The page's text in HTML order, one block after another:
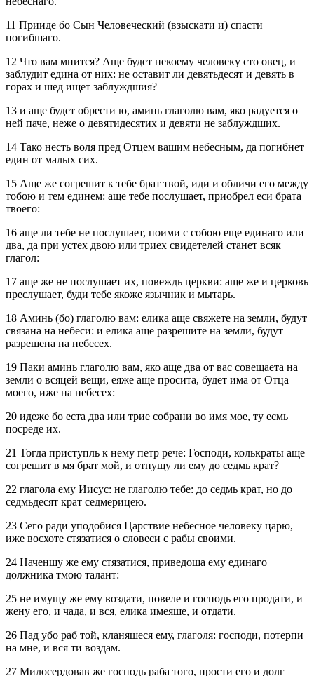
11 Прииде бо Сын Человеческий (взыскати и) спасти
погибшаго.
12 Что вам мнится? Аще будет некоему человеку сто овец, и
заблудит едина от них: не оставит ли девятьдесят и девять в
горах и шед ищет заблуждшия?
13 и аще будет обрести ю, аминь глаголю вам, яко радуется о
ней паче, неже о девятидесятих и девяти не заблуждших.
14 Тако несть воля пред Отцем вашим небесным, да погибнет
един от малых сих.
15 Аще же согрешит к тебе брат твой, иди и обличи его между
тобою и тем единем: аще тебе послушает, приобрел еси брата
твоего:
16 аще ли тебе не послушает, поими с собою еще единаго или
два, да при устех двою или триех свидетелей станет всяк
глагол:
17 аще же не послушает их, повеждь церкви: аще же и церковь
преслушает, буди тебе якоже язычник и мытарь.
18 Аминь (бо) глаголю вам: елика аще свяжете на земли, будут
связана на небеси: и елика аще разрешите на земли, будут
разрешена на небесех.
19 Паки аминь глаголю вам, яко аще два от вас совещаета на
земли о всяцей вещи, еяже аще просита, будет има от Отца
моего, иже на небесех:
20 идеже бо еста два или трие собрани во имя мое, ту есмь
посреде их.
21 Тогда приступль к нему петр рече: Господи, колькраты аще
согрешит в мя брат мой, и отпущу ли ему до седмь крат?
22 глагола ему Иисус: не глаголю тебе: до седмь крат, но до
седмьдесят крат седмерицею.
23 Сего ради уподобися Царствие небесное человеку царю,
иже восхоте стязатися о словеси с рабы своими.
24 Наченшу же ему стязатися, приведоша ему единаго
должника тмою талант:
25 не имущу же ему воздати, повеле и господь его продати, и
жену его, и чада, и вся, елика имеяше, и отдати.
26 Пад убо раб той, кланяшеся ему, глаголя: господи, потерпи
на мне, и вся ти воздам.
27 Милосердовав же господь раба того, прости его и долг